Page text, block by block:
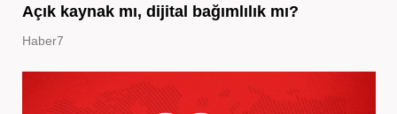
Açık kaynak mı, dijital bağımlılık mı?
Haber7